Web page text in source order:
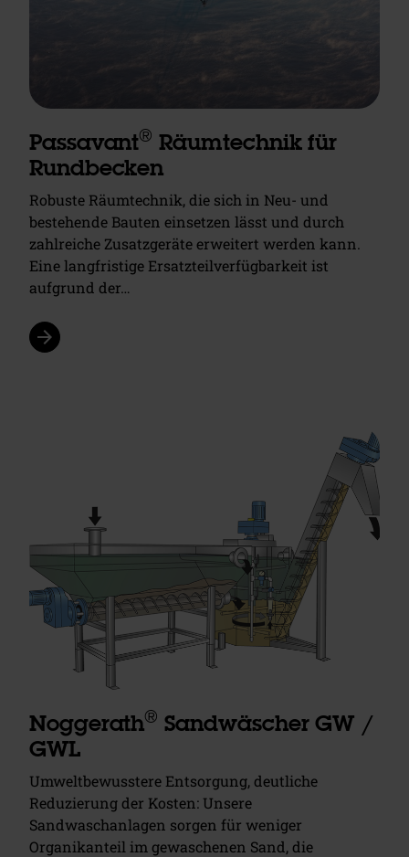
Passavant® Räumtechnik für
Rundbecken
Robuste Räumtechnik, die sich in Neu- und
bestehende Bauten einsetzen lässt und durch
zahlreiche Zusatzgeräte erweitert werden kann.
Eine langfristige Ersatzteilverfügbarkeit ist
aufgrund der…
arrow_forward
Noggerath® Sandwäscher GW /
GWL
Umweltbewusstere Entsorgung, deutliche
Reduzierung der Kosten: Unsere
Sandwaschanlagen sorgen für weniger
Organikanteil im gewaschenen Sand, die